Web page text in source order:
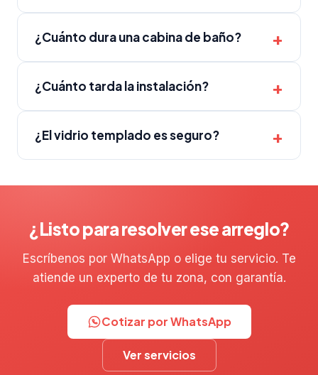
¿Cuánto dura una cabina de baño?
¿Cuánto tarda la instalación?
¿El vidrio templado es seguro?
¿Listo para resolver ese arreglo?
Escríbenos por WhatsApp o elige tu servicio. Te
atiende un experto de tu zona, con garantía.
Cotizar por WhatsApp
Ver servicios